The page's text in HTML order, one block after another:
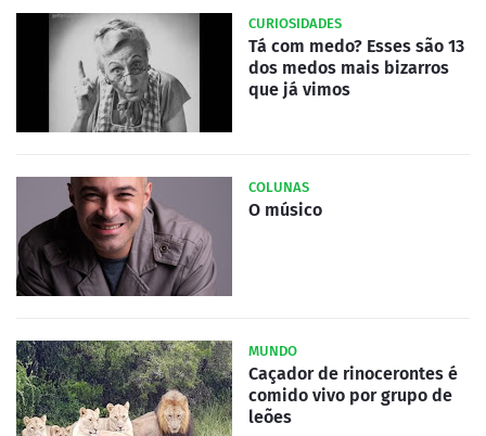
CURIOSIDADES
Tá com medo? Esses são 13
dos medos mais bizarros
que já vimos
COLUNAS
O músico
MUNDO
Caçador de rinocerontes é
comido vivo por grupo de
leões